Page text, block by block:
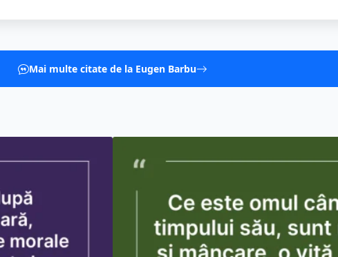
Mai multe citate de la Eugen Barbu